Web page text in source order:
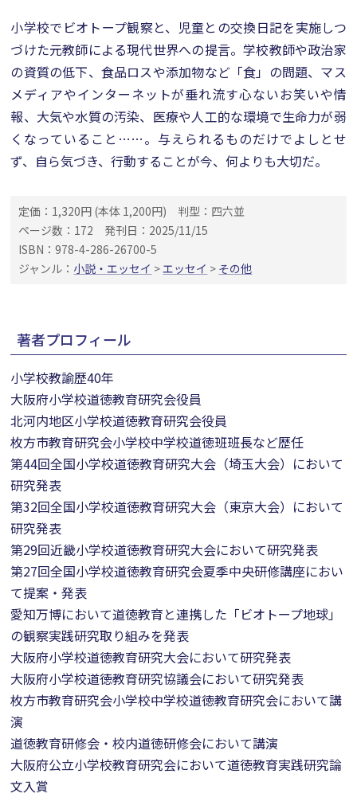
小学校でビオトープ観察と、児童との交換日記を実施しつ
づけた元教師による現代世界への提言。学校教師や政治家
の資質の低下、食品ロスや添加物など「食」の問題、マス
メディアやインターネットが垂れ流す心ないお笑いや情
報、大気や水質の汚染、医療や人工的な環境で生命力が弱
くなっていること……。与えられるものだけでよしとせ
ず、自ら気づき、行動することが今、何よりも大切だ。
定価：1,320円 (本体 1,200円)
判型：四六並
ページ数：172
発刊日：2025/11/15
ISBN：978-4-286-26700-5
ジャンル： 小説・エッセイ >エッセイ > その他
著者プロフィール
小学校教諭歴40年
大阪府小学校道徳教育研究会役員
北河内地区小学校道徳教育研究会役員
枚方市教育研究会小学校中学校道徳班班長など歴任
第44回全国小学校道徳教育研究大会（埼玉大会）において
研究発表
第32回全国小学校道徳教育研究大会（東京大会）において
研究発表
第29回近畿小学校道徳教育研究大会において研究発表
第27回全国小学校道徳教育研究会夏季中央研修講座におい
て提案・発表
愛知万博において道徳教育と連携した「ビオトープ地球」
の観察実践研究取り組みを発表
大阪府小学校道徳教育研究大会において研究発表
大阪府小学校道徳教育研究協議会において研究発表
枚方市教育研究会小学校中学校道徳教育研究会において講
演
道徳教育研修会・校内道徳研修会において講演
大阪府公立小学校教育研究会において道徳教育実践研究論
文入賞